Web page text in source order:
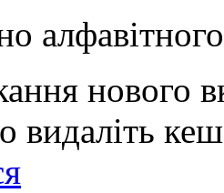
нового
видаліть